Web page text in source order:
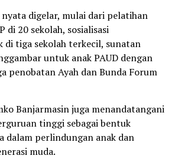
digelar, mulai dari pelatihan
di 20 sekolah, sosialisasi
di tiga sekolah terkecil, sunatan
untuk anak PAUD dengan
penobatan Ayah dan Bunda Forum
Banjarmasin juga menandatangani
tinggi sebagai bentuk
dalam perlindungan anak dan
muda.